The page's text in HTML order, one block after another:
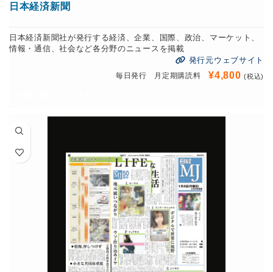
日本経済新聞
日本経済新聞社が発行する経済、企業、国際、政治、マーケット、
情報・通信、社会など各分野のニュースを掲載
発行元ウェブサイト
毎日発行 月定期購読料¥4,800 (税込)